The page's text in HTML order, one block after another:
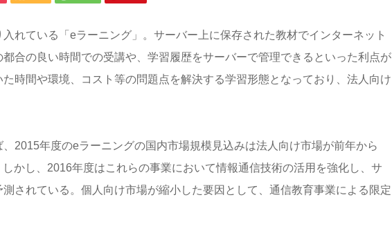
れている「eラーニング」。サーバー上に保存された教材でインターネット
合の良い時間での受講や、学習履歴をサーバーで管理できるといった利点が
時間や環境、コスト等の問題点を解決する学習形態となっており、法人向け
2015年度のeラーニングの国内市場規模見込みは法人向け市場が前年から
かし、2016年度はこれらの事業において情報通信技術の活用を強化し、サ
されている。個人向け市場が縮小した要因として、通信教育事業による限定